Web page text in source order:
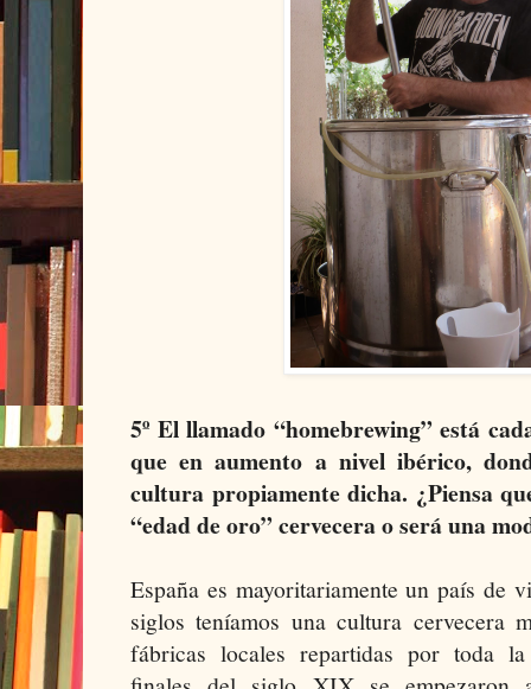
5º El llamado “homebrewing” está
que en aumento a nivel ibérico,
cultura propiamente dicha. ¿Piensa
“edad de oro” cervecera o será una
España es mayoritariamente un país de
siglos teníamos una cultura cervecera
fábricas locales repartidas por toda